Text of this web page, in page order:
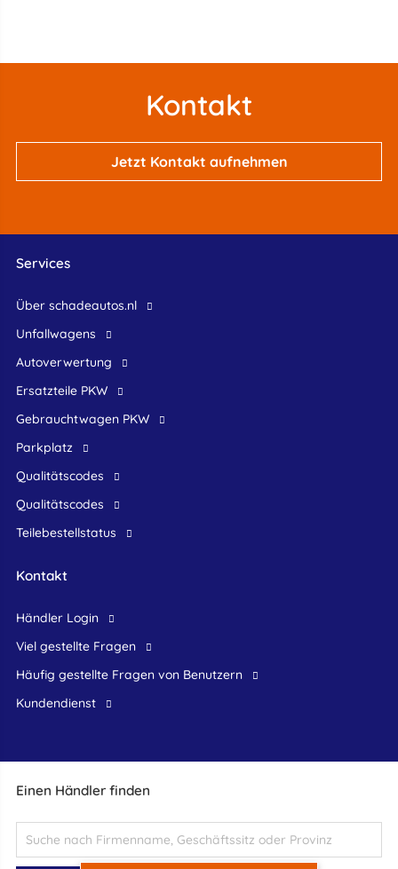
Kontakt
Jetzt Kontakt aufnehmen
Einen Händler finden
Services
Über schadeautos.nl
Unfallwagens
Autoverwertung
Ersatzteile PKW
Gebrauchtwagen PKW
Parkplatz
Qualitätscodes
Qualitätscodes
Teilebestellstatus
Kontakt
Händler Login
Viel gestellte Fragen
Häufig gestellte Fragen von Benutzern
Kundendienst